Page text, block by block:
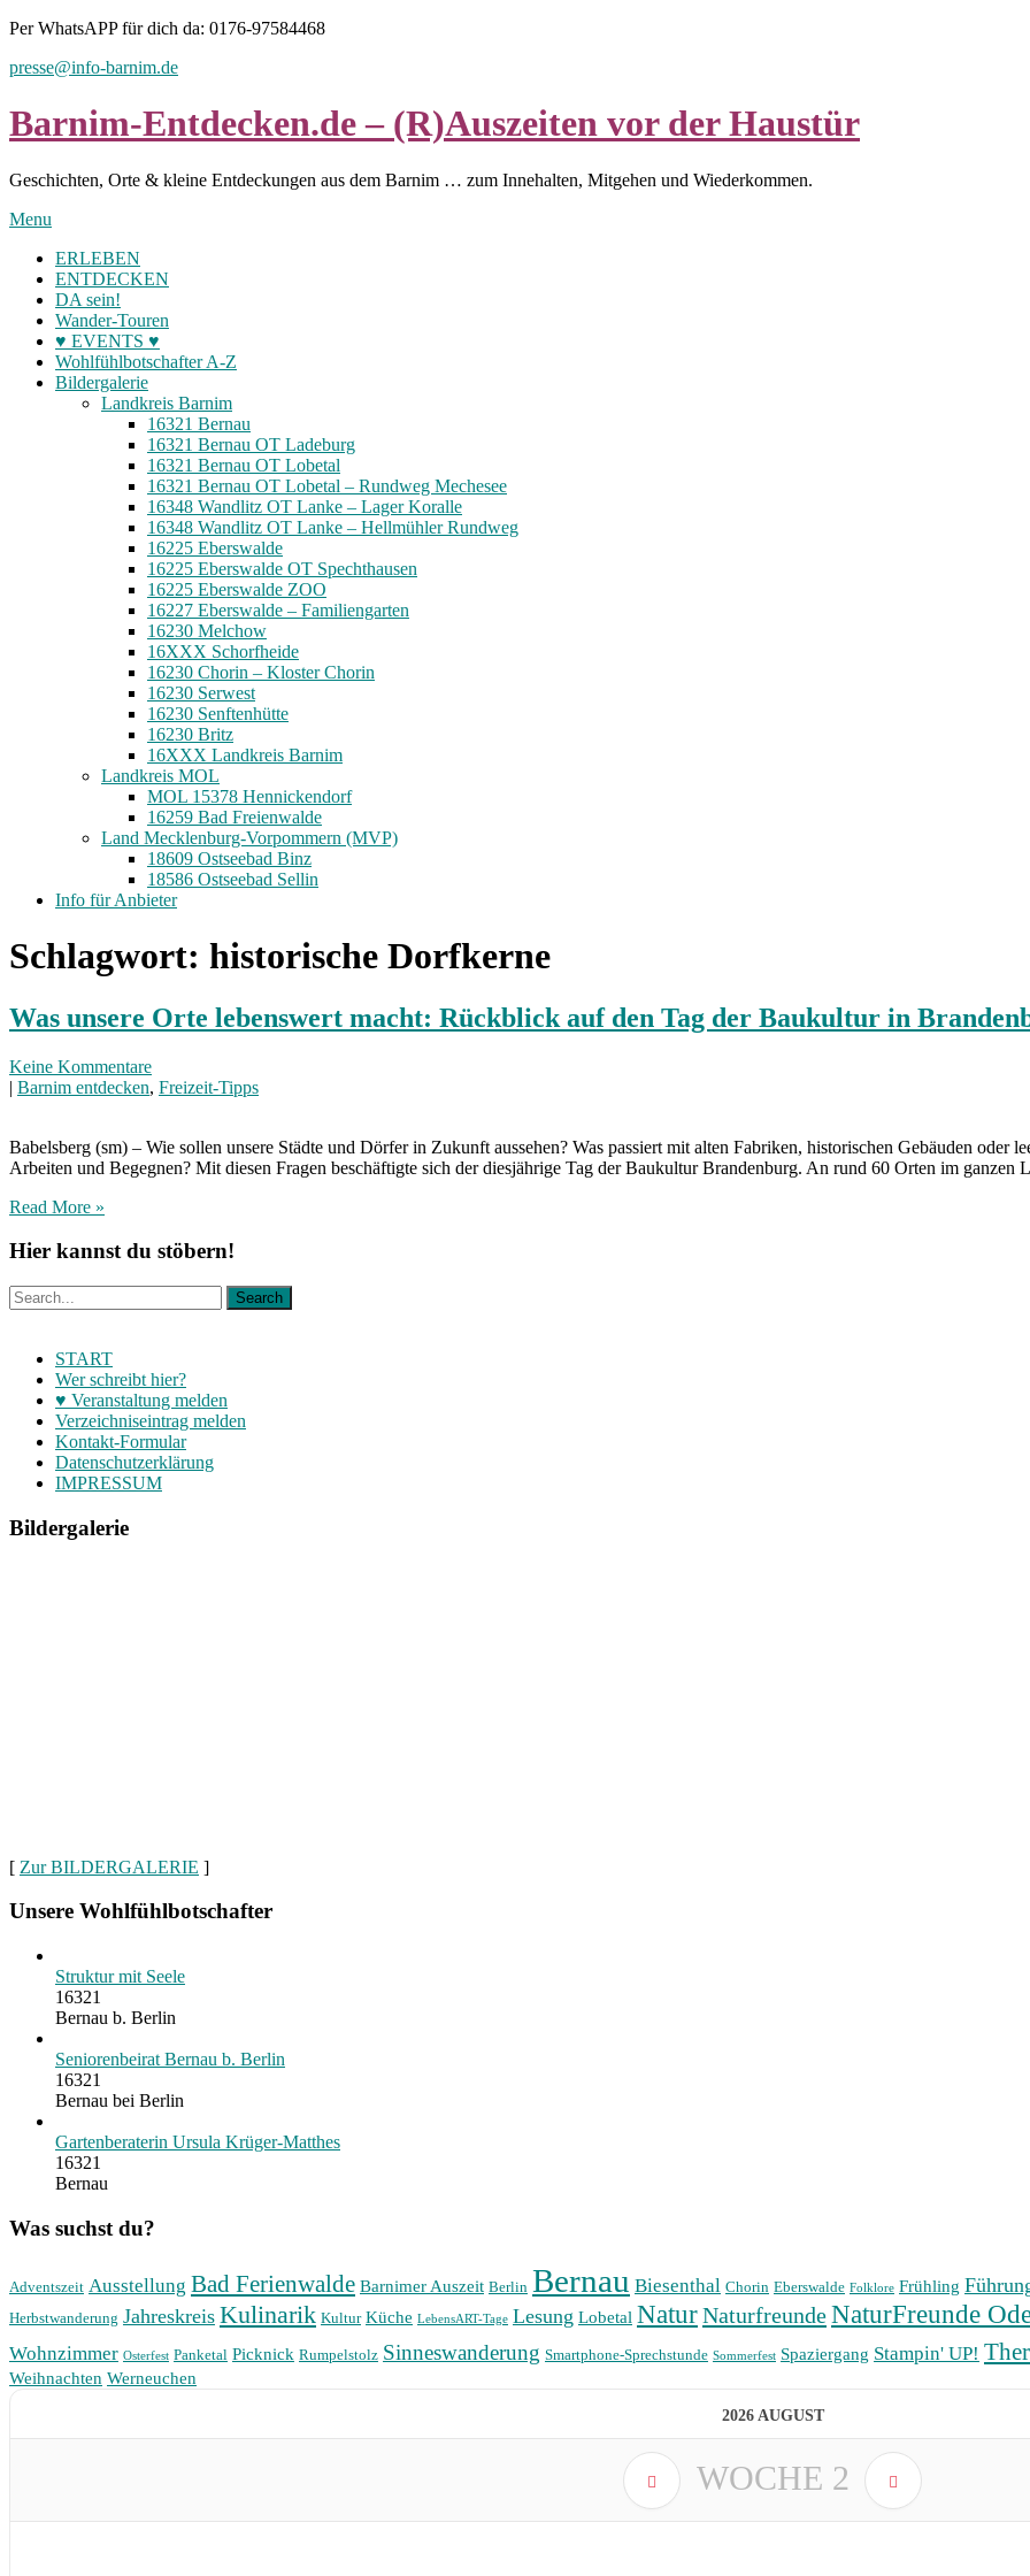
Skip
content
Per WhatsAPP für dich da: 0176-97584468
presse@info-barnim.de
Barnim-Entdecken.de – (R)Auszeiten vor der Haustür
Geschichten, Orte & kleine Entdeckungen aus dem Barnim … zum Innehalten, Mitgehen und Wiederkommen.
Menu
ERLEBEN
ENTDECKEN
DA sein!
Wander-Touren
♥ EVENTS ♥
Wohlfühlbotschafter A-Z
Bildergalerie
Landkreis Barnim
16321 Bernau
16321 Bernau OT Ladeburg
16321 Bernau OT Lobetal
16321 Bernau OT Lobetal – Rundweg Mechesee
16348 Wandlitz OT Lanke – Lager Koralle
16348 Wandlitz OT Lanke – Hellmühler Rundweg
16225 Eberswalde
16225 Eberswalde OT Spechthausen
16225 Eberswalde ZOO
16227 Eberswalde – Familiengarten
16230 Melchow
16XXX Schorfheide
16230 Chorin – Kloster Chorin
16230 Serwest
16230 Senftenhütte
16230 Britz
16XXX Landkreis Barnim
Landkreis MOL
MOL 15378 Hennickendorf
16259 Bad Freienwalde
Land Mecklenburg-Vorpommern (MVP)
18609 Ostseebad Binz
18586 Ostseebad Sellin
Info für Anbieter
Schlagwort: historische Dorfkerne
Was unsere Orte lebenswert macht: Rückblick auf den Tag der Baukultur in
Keine Kommentare
| Barnim entdecken, Freizeit-Tipps
Babelsberg (sm) – Wie sollen unsere Städte und Dörfer in Zukunft aussehen? Was passiert mit alten Fabriken, historischen Gebäuden oder
Arbeiten und Begegnen? Mit diesen Fragen beschäftigte sich der diesjährige Tag der Baukultur Brandenburg. An rund 60 Orten im
Read More »
Hier kannst du stöbern!
START
Wer schreibt hier?
♥ Veranstaltung melden
Verzeichniseintrag melden
Kontakt-Formular
Datenschutzerklärung
IMPRESSUM
Bildergalerie
[ Zur BILDERGALERIE ]
Unsere Wohlfühlbotschafter
Struktur mit Seele
16321
Bernau b. Berlin
Seniorenbeirat Bernau b. Berlin
16321
Bernau bei Berlin
Gartenberaterin Ursula Krüger-Matthes
16321
Bernau
Was suchst du?
Adventszeit Ausstellung Bad Ferienwalde Barnimer Auszeit Berlin Bernau Biesenthal Chorin Eberswalde Folklore Frühling
Herbstwanderung Jahreskreis Kulinarik Kultur Küche LebensART-Tage Lesung Lobetal NaturNaturfreundeNaturFreunde
Wohnzimmer Osterfest Panketal Picknick Rumpelstolz Sinneswanderung Smartphone-Sprechstunde Sommerfest Spaziergang Stampin' UP!
Weihnachten Werneuchen
2026 AUGUST
WOCHE 2